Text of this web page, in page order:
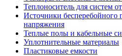
Теплоноситель для систем
Источники бесперебойного
напряжения
Теплые полы и кабельные
Уплотнительные материалы
Пластиковые емкости